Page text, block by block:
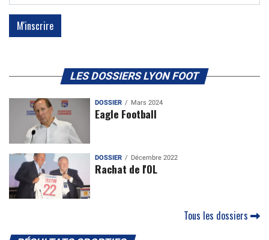
LES DOSSIERS LYON FOOT
DOSSIER Mars 2024
Eagle Football
DOSSIER Décembre 2022
Rachat de l'OL
Tous les dossiers